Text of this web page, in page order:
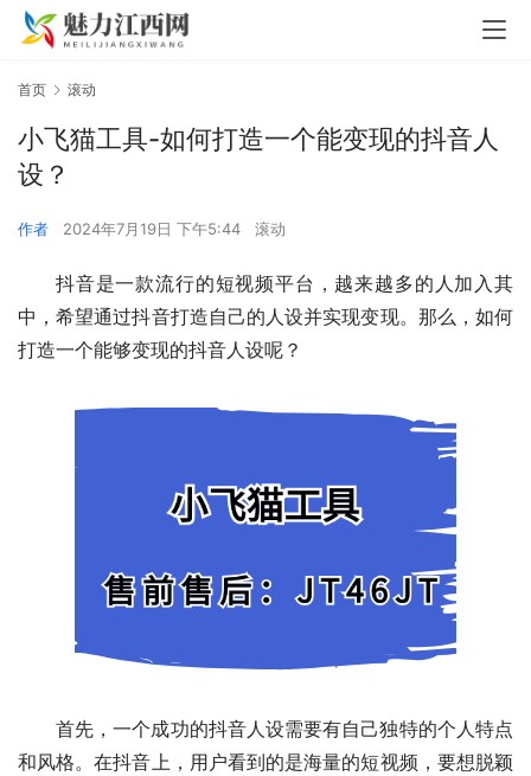
首页 滚动
小飞猫工具-如何打造一个能变现的抖音人
设？
作者 2024年7月19日 下午5:44 滚动
抖音是一款流行的短视频平台，越来越多的人加入其
中，希望通过抖音打造自己的人设并实现变现。那么，如何
打造一个能够变现的抖音人设呢？
首先，一个成功的抖音人设需要有自己独特的个人特点
和风格。在抖音上，用户看到的是海量的短视频，要想脱颖